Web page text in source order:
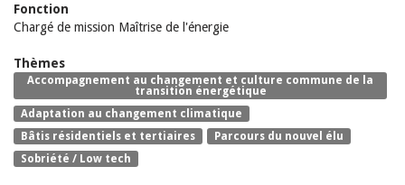
Fonction
Chargé de mission Maîtrise de l'énergie
Thèmes
Accompagnement au changement et culture commune de la
transition énergétique
Adaptation au changement climatique
Bâtis résidentiels et tertiaires
Parcours du nouvel élu
Sobriété / Low tech